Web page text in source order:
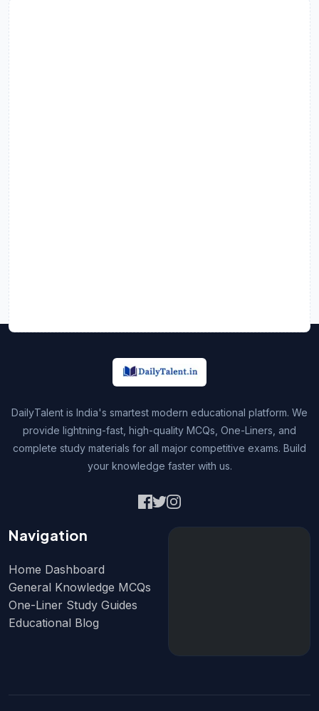
DailyTalent is India's smartest modern educational platform. We
provide lightning-fast, high-quality MCQs, One-Liners, and
complete study materials for all major competitive exams. Build
your knowledge faster with us.
Navigation
Home Dashboard
General Knowledge MCQs
One-Liner Study Guides
Educational Blog